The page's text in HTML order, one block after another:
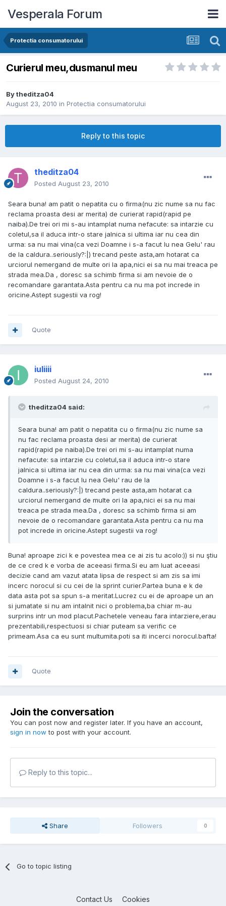
Vesperala Forum
Protectia consumatorului
Curierul meu,dusmanul meu
Bytheditza04
August 23, 2010 in Protectia consumatorului
Reply to this topic
theditza04
Posted August 23, 2010
Seara buna! am patit o nepatita cu o firma(nu zic nume sa nu fac
reclama proasta desi ar merita) de curierat rapid(rapid pe
naiba).De trei ori mi s-au intamplat numa nefacute: sa intarzie cu
coletul,sa il aduca intr-o stare jalnica si ultima iar nu cea din
urma: sa nu mai vina(ca vezi Doamne i s-a facut lu nea Gelu' rau
de la caldura..seriously?:|) trecand peste asta,am hotarat ca
urciorul nemergand de multe ori la apa,nici ei sa nu mai treaca pe
strada mea.Da , doresc sa schimb firma si am nevoie de o
recomandare garantata.Asta pentru ca nu ma pot increde in
oricine.Astept sugestii va rog!
Quote
iuliiii
Posted August 24, 2010
theditza04 said:
Seara buna! am patit o nepatita cu o firma(nu zic nume sa
nu fac reclama proasta desi ar merita) de curierat
rapid(rapid pe naiba).De trei ori mi s-au intamplat numa
nefacute: sa intarzie cu coletul,sa il aduca intr-o stare
jalnica si ultima iar nu cea din urma: sa nu mai vina(ca vezi
Doamne i s-a facut lu nea Gelu' rau de la
caldura..seriously?:|) trecand peste asta,am hotarat ca
urciorul nemergand de multe ori la apa,nici ei sa nu mai
treaca pe strada mea.Da , doresc sa schimb firma si am
nevoie de o recomandare garantata.Asta pentru ca nu ma
pot increde in oricine.Astept sugestii va rog!
Buna! aproape zici k e povestea mea ce ai zis tu acolo:)) si nu ştiu
de ce cred k e vorba de aceeasi firma.Si eu am luat aceeasi
decizie cand am vazut atata lipsa de respect si am zis sa imi
incerc norocul si cu cei de la sprint curier.Partea buna e k de
data asta pot sa spun s-a meritat.Lucrez cu ei de aproape un an
si jumatate si nu am intalnit nici o problema,ba chiar m-au
surprins intr un mod placut.Pachetele veneau fara intarziere,erau
prezentabili,respectuosi si chiar puteam sa verific ce
primeam.Asa ca eu sunt multumita.poti sa iti incerci norocul.bafta!
Quote
Join the conversation
You can post now and register later. If you have an account,
sign in now to post with your account.
Reply to this topic...
Share Followers 0
Go to topic listing
Contact Us Cookies